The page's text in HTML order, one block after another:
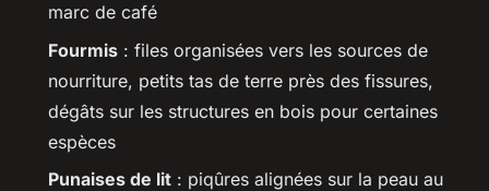
marc de café
Fourmis : files organisées vers les sources de
nourriture, petits tas de terre près des fissures,
dégâts sur les structures en bois pour certaines
espèces
Punaises de lit : piqûres alignées sur la peau au